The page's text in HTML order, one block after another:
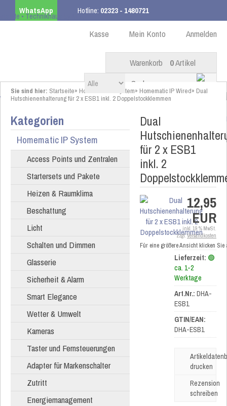
WhatsApp Hotline: 02323 - 1480721
ab 99,00 € innerhalb DE Anmelden
Mein Konto
Kasse
Warenkorb 0Artikel
Sie sind hier: Startseite» Homematic IP System» Homematic IP Wired» Dual
Hutschienenhalterung für 2 x ESB1 inkl. 2 Doppelstockklemmen
Kategorien
Homematic IP System
Access Points und Zentralen
Startersets und Pakete
Heizen & Raumklima
Beschattung
Licht
Schalten und Dimmen
Glasserie
Sicherheit & Alarm
Smart Elegance
Wetter & Umwelt
Kameras
Taster und Fernsteuerungen
Adapter für Markenschalter
Zutritt
Energiemanagement
Dual
für 2 x ESB1
inkl. 2
Für eine größere Ansicht klicken
12,95
EUR
inkl. 19 % MwSt.
zzgl.Versandkosten
Lieferzeit: 🟢
ca. 1-2
Werktage
Art.Nr.: DHA-
ESB1
GTIN/EAN:
DHA-ESB1
drucken
Rezension
schreiben